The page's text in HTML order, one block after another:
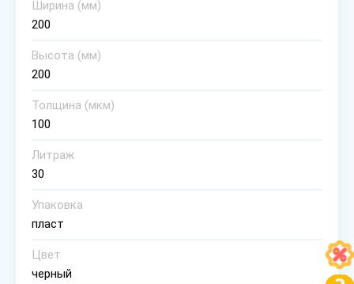
Ширина (мм)
200
Высота (мм)
200
Толщина (мкм)
100
Литраж
30
Упаковка
пласт
Цвет
черный